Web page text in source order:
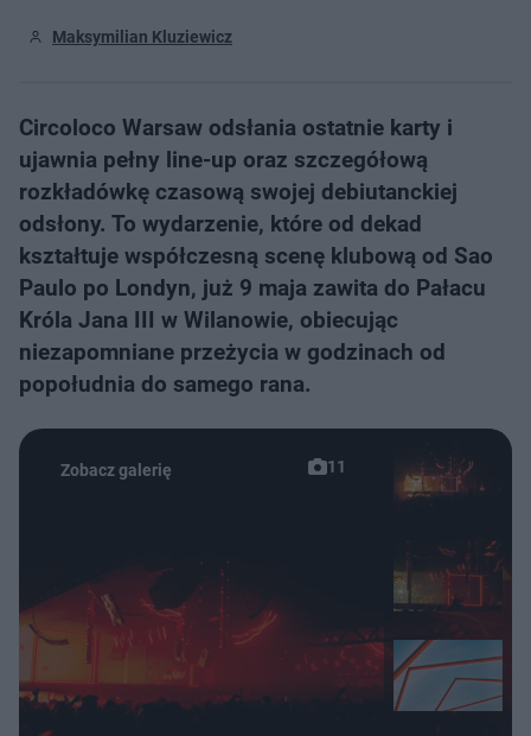
Maksymilian Kluziewicz
Circoloco Warsaw odsłania ostatnie karty i
ujawnia pełny line-up oraz szczegółową
rozkładówkę czasową swojej debiutanckiej
odsłony. To wydarzenie, które od dekad
kształtuje współczesną scenę klubową od Sao
Paulo po Londyn, już 9 maja zawita do Pałacu
Króla Jana III w Wilanowie, obiecując
niezapomniane przeżycia w godzinach od
popołudnia do samego rana.
11